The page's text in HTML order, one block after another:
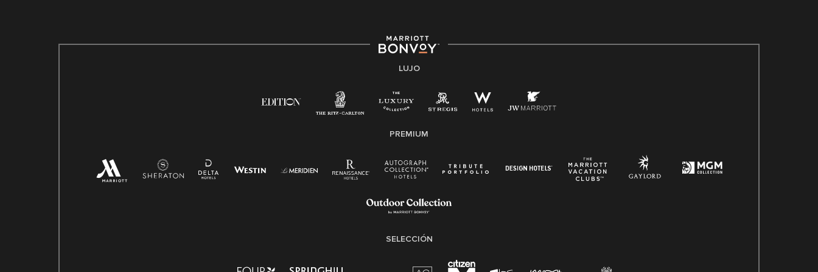
motivos de discapacidad, condición de veterano o
cualquier otra base protegida por leyes federales,
E-Verify Inglés/Español
Derecho a trabajar inglés/español
(EPPA)
Ley de licencia familiar y médica (FMLA)
LUJO
PREMIUM
SELECCIÓN